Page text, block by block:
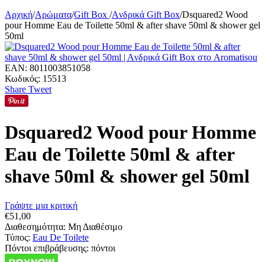
Αρχική/Αρώματα/Gift Box /Aνδρικά Gift Box/Dsquared2 Wood
pour Homme Eau de Toilette 50ml & after shave 50ml & shower gel
50ml
EAN: 8011003851058
Κωδικός: 15513
Share Tweet
Dsquared2 Wood pour Homme
Eau de Toilette 50ml & after
shave 50ml & shower gel 50ml
Γράψτε μια κριτική
€51,00
Διαθεσημότητα: Μη Διαθέσιμο
Τύπος: Eau De Toilete
Πόντοι επιβράβευσης: πόντοι